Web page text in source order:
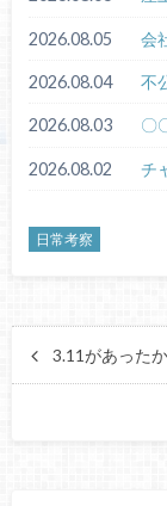
2026.08.05 会
2026.08.04 不
2026.08.03 〇
2026.08.02 チ
日常考察
3.11があった